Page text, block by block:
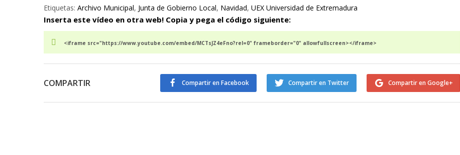
Etiquetas: Archivo Municipal, Junta de Gobierno Local, Navidad, UEX Universidad de Extremadura
Inserta este vídeo en otra web! Copia y pega el código siguiente:
<iframe src="https://www.youtube.com/embed/MCTsJZ4eFno?rel=0" frameborder="0" allowfullscreen></iframe>
COMPARTIR Compartir en Google+
Compartir en Twitter
Compartir en Facebook